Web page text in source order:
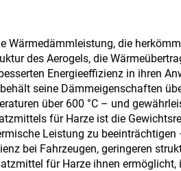
und
für neu
Wärmedämmleistung, die
des Aerogels, die
Energieeffizienz in ihren
seine Dämmeigenschaften
über 600 °C – und
für Harze ist die
Leistung zu
bei Fahrzeugen, geringeren
für Harze ihnen